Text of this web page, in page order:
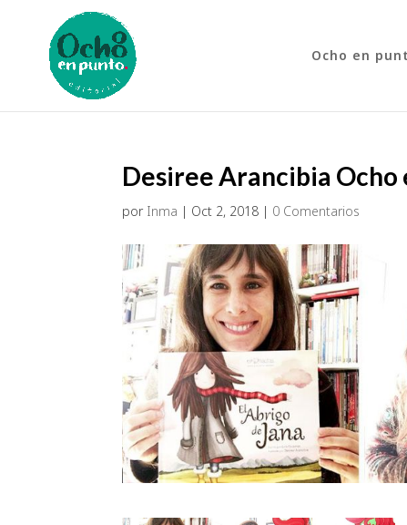
Ocho en
Desiree Arancibia
por Inma | Oct 2, 2018 | 0 Comentarios